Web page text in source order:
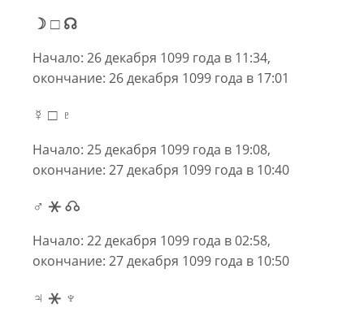
☽ □ ☊
Начало: 26 декабря 1099 года в 11:34,
окончание: 26 декабря 1099 года в 17:01
☿ □ ♇
Начало: 25 декабря 1099 года в 19:08,
окончание: 27 декабря 1099 года в 10:40
♂ ⚹ ☊
Начало: 22 декабря 1099 года в 02:58,
окончание: 27 декабря 1099 года в 10:50
♃ ⚹ ♆